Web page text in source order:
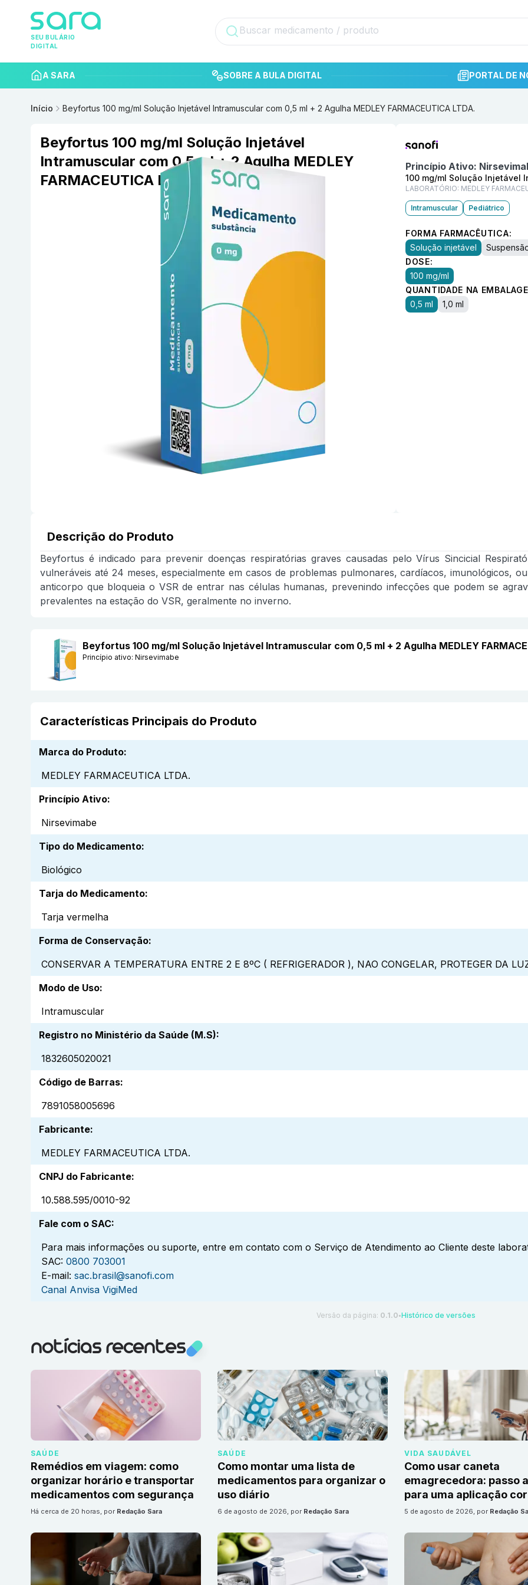
SEU BULÁRIO
DIGITAL
A SARA SOBRE A BULA DIGITAL PORTAL DE
Início Beyfortus 100 mg/ml Solução Injetável Intramuscular com 0,5 ml + 2 Agulha MEDLEY FARMACEUTICA LTDA.
Beyfortus 100 mg/ml Solução Injetável
Intramuscular com 0,5 ml + 2 Agulha MEDLEY
FARMACEUTICA LTDA.
Princípio Ativo:
100 mg/ml Solução Injetável
LABORATÓRIO: MEDLEY
Intramuscular Pediátrico
FORMA FARMACÊUTICA:
Solução injetável
DOSE:
100 mg/ml
QUANTIDADE NA
0,5 ml
1,0 ml
Descrição do Produto
Beyfortus é indicado para prevenir doenças respiratórias graves causadas pelo Vírus Sincicial
vulneráveis até 24 meses, especialmente em casos de problemas pulmonares, cardíacos, imunológicos,
anticorpo que bloqueia o VSR de entrar nas células humanas, prevenindo infecções que podem se
prevalentes na estação do VSR, geralmente no inverno.
Beyfortus 100 mg/ml Solução Injetável Intramuscular com 0,5 ml + 2 Agulha MEDLEY
Princípio ativo: Nirsevimabe
Características Principais do Produto
Marca do Produto:
MEDLEY FARMACEUTICA LTDA.
Princípio Ativo:
Nirsevimabe
Tipo do Medicamento:
Biológico
Tarja do Medicamento:
Tarja vermelha
Forma de Conservação:
CONSERVAR A TEMPERATURA ENTRE 2 E 8ºC ( REFRIGERADOR ), NAO CONGELAR, PROTEGER DA
Modo de Uso:
Intramuscular
Registro no Ministério da Saúde (M.S):
1832605020021
Código de Barras:
7891058005696
Fabricante:
MEDLEY FARMACEUTICA LTDA.
CNPJ do Fabricante:
10.588.595/0010-92
Fale com o SAC:
Para mais informações ou suporte, entre em contato com o Serviço de Atendimento ao Cliente deste
SAC: 0800 703001
E-mail: sac.brasil@sanofi.com
Canal Anvisa VigiMed
Versão da página: 0.1.0 ●Histórico de versões
notícias recentes
SAÚDE
Remédios em viagem: como
organizar horário e transportar
medicamentos com segurança
há cerca de 20 horas, por Redação Sara
SAÚDE
Como montar uma lista de
medicamentos para organizar o
uso diário
6 de agosto de 2026, por Redação Sara
VIDA SAUDÁVEL
Como usar caneta
emagrecedora: passo
para uma aplicação
5 de agosto de 2026, por Redação